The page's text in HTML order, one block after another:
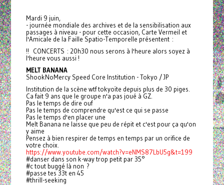
Mardi 9 juin,
- journée mondiale des archives et de la sensibilisation aux
passages à niveau - pour cette occasion, Carte Vermeil et
l'Amicale de la Faille Spatio-Temporelle présentent :
!! CONCERTS : 20h30 nous serons à l'heure alors soyez à
l'heure vous aussi !
MELT BANANA
ShookNoMercy Speed Core Institution - Tokyo / JP
Institution de la scène wtf tokyoïte depuis plus de 30 piges.
Ca fait 9 ans que le groupe n'a pas joué à GZ.
Pas le temps de dire ouf
Pas le temps de comprendre qu'est ce qui se passe
Pas le temps d'en placer une
Melt Banana ne laisse que peu de répit et c'est pour ça qu'on
y aime
Pensez à bien respirer de temps en temps par un orifice de
votre choix.
https://www.youtube.com/watch?v=eNMS87LbU5g&t=199
#danser dans son k-way trop petit par 35°
#c tout buggé là non ?
#passe tes 33t en 45
#thrill-seeking